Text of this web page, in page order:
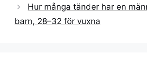
Hur många tänder har en
barn, 28–32 för vuxna